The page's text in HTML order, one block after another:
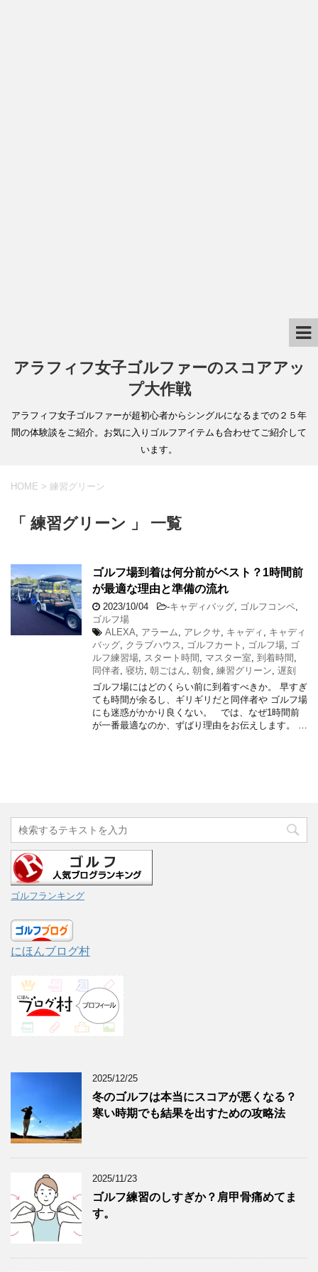
アラフィフ女子ゴルファーのスコアアッ
プ大作戦
アラフィフ女子ゴルファーが超初心者からシングルになるまでの２５年
間の体験談をご紹介。お気に入りゴルフアイテムも合わせてご紹介して
います。
HOME > 練習グリーン
「 練習グリーン 」 一覧
ゴルフ場到着は何分前がベスト？1時間前
が最適な理由と準備の流れ
2023/10/04 -キャディバッグ ゴルフコンペ
ゴルフ場
ALEXA
アラーム アレクサ キャディ
キャディ
バッグ クラブハウス ゴルフカート ゴルフ場
ゴ
ルフ練習場
スタート時間 マスター室 到着時間
同伴者 寝坊 朝ごはん 朝食 練習グリーン 遅刻
ゴルフ場にはどのくらい前に到着すべきか。 早すぎ
ても時間が余るし、ギリギリだと同伴者や ゴルフ場
にも迷惑がかかり良くない。 では、なぜ1時間前
が一番最適なのか、ずばり理由をお伝えします。 …
ゴルフランキング
にほんブログ村
2025/12/25
冬のゴルフは本当にスコアが悪くなる？
寒い時期でも結果を出すための攻略法
2025/11/23
ゴルフ練習のしすぎか？肩甲骨痛めてま
す。